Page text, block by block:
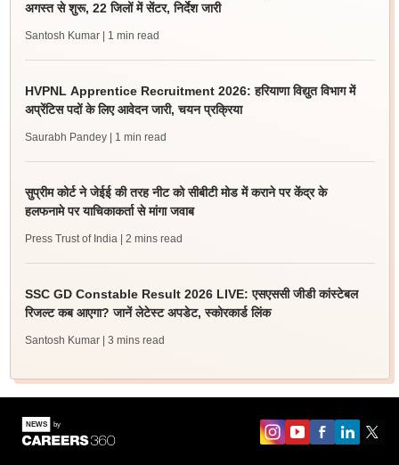
अगस्त से शुरू, 22 जिलों में सेंटर, निर्देश जारी
Santosh Kumar | 1 min read
HVPNL Apprentice Recruitment 2026: हरियाणा विद्युत विभाग में
अप्रेंटिस पदों के लिए आवेदन जारी, चयन प्रक्रिया
Saurabh Pandey | 1 min read
सुप्रीम कोर्ट ने जेईई की तरह नीट को सीबीटी मोड में कराने पर केंद्र के
हलफनामे पर याचिकाकर्ता से मांगा जवाब
Press Trust of India | 2 mins read
SSC GD Constable Result 2026 LIVE: एसएससी जीडी कांस्टेबल
रिजल्ट कब आएगा? जानें लेटेस्ट अपडेट, स्कोरकार्ड लिंक
Santosh Kumar | 3 mins read